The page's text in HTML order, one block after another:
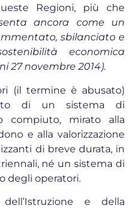
Regioni, più che
ancora come un
sbilanciato e
economica
27 novembre 2014).
(il termine è abusato)
di un sistema di
compiuto, mirato alla
e alla valorizzazione
di breve durata, in
né un sistema di
degli operatori.
e della